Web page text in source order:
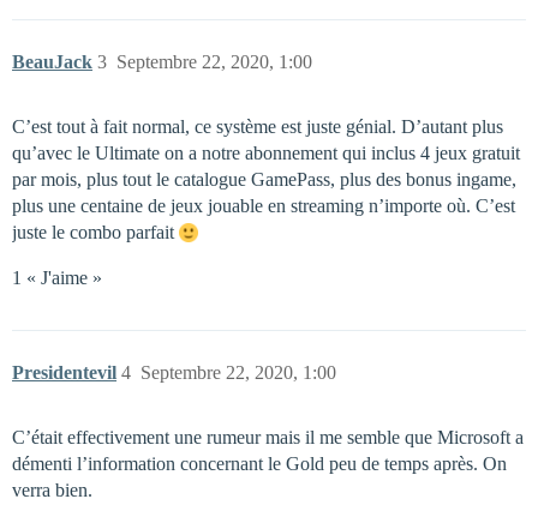
BeauJack Septembre 22, 2020, 1:00
3
C’est tout à fait normal, ce système est juste génial. D’autant plus
qu’avec le Ultimate on a notre abonnement qui inclus 4 jeux gratuit
par mois, plus tout le catalogue GamePass, plus des bonus ingame,
plus une centaine de jeux jouable en streaming n’importe où. C’est
juste le combo parfait
1 « J'aime »
Presidentevil Septembre 22, 2020, 1:00
4
C’était effectivement une rumeur mais il me semble que Microsoft a
démenti l’information concernant le Gold peu de temps après. On
verra bien.